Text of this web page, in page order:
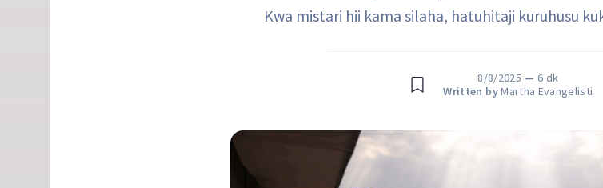
Kwa mistari hii kama silaha, hatuhitaji kuruhusu
8/8/2025 — 6 dk
Written byMartha Evangelisti